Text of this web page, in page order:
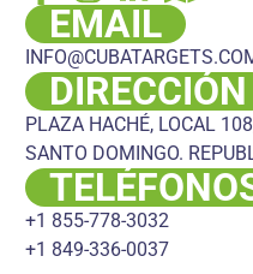
EMAIL
DIRECCIÓN
PLAZA HACHÉ, LOCAL
SANTO DOMINGO.
+1 855-778-3032
+1 849-336-0037